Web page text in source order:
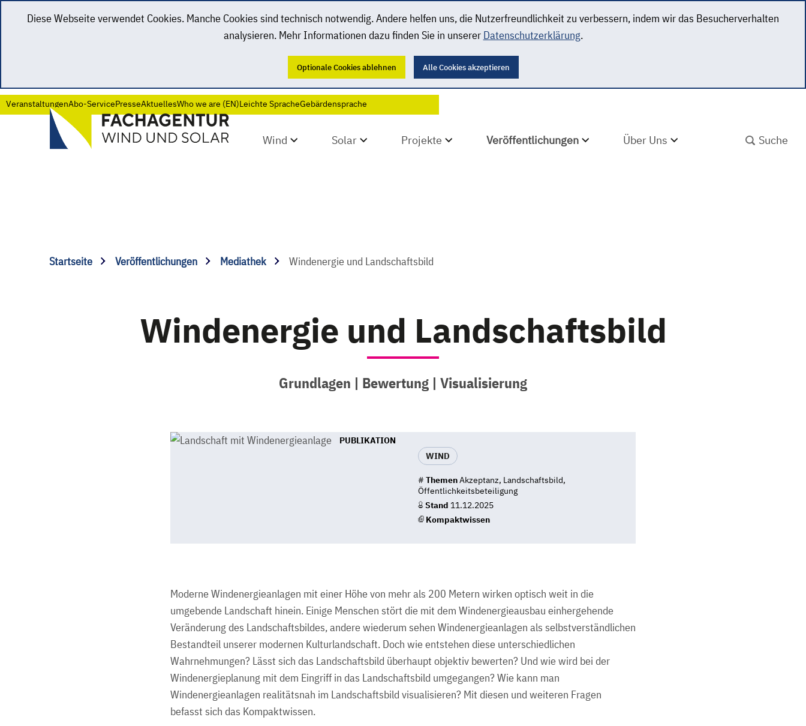
Diese Webseite verwendet Cookies. Manche Cookies sind technisch notwendig. Andere helfen uns, die Nutzerfreundlichkeit zu verbessern, indem wir das Besucherverhalten
analysieren. Mehr Informationen dazu finden Sie in unserer Datenschutzerklärung.
Optionale Cookies ablehnen Alle Cookies akzeptieren
VeranstaltungenAbo-ServicePresseAktuellesWho we are (EN)Leichte SpracheGebärdensprache
Wind Solar Projekte Veröffentlichungen Über Uns
Startseite Veröffentlichungen Mediathek Windenergie und Landschaftsbild
Windenergie und Landschaftsbild
Grundlagen | Bewertung | Visualisierung
PUBLIKATION
WIND
# ThemenAkzeptanz, Landschaftsbild,
Öffentlichkeitsbeteiligung
Stand 11.12.2025
Kompaktwissen
Moderne Windenergieanlagen mit einer Höhe von mehr als 200 Metern wirken optisch weit in die
umgebende Landschaft hinein. Einige Menschen stört die mit dem Windenergieausbau einhergehende
Veränderung des Landschaftsbildes, andere wiederum sehen Windenergieanlagen als selbstverständlichen
Bestandteil unserer modernen Kulturlandschaft. Doch wie entstehen diese unterschiedlichen
Wahrnehmungen? Lässt sich das Landschaftsbild überhaupt objektiv bewerten? Und wie wird bei der
Windenergieplanung mit dem Eingriff in das Landschaftsbild umgegangen? Wie kann man
Windenergieanlagen realitätsnah im Landschaftsbild visualisieren? Mit diesen und weiteren Fragen
befasst sich das Kompaktwissen.